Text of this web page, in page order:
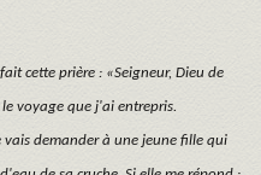
cette prière : «Seigneur, Dieu de
voyage que j'ai entrepris.
demander à une jeune fille qui